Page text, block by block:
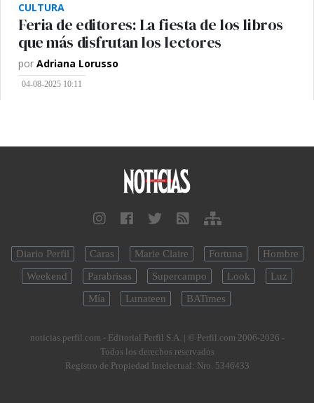
CULTURA
Feria de editores: La fiesta de los libros
que más disfrutan los lectores
por Adriana Lorusso
04-08-2025 10:11
Diario Perfil Caras Marie Claire Fortuna
Hombre
Weekend
Parabrisas Supercampo Look
Luz
Mía
Lunateen BATimes
noticias.perfil.com - Editorial Perfil S.A. | © Perfil.com 2006-2026 -
Todos los derechos reservados
Registro de Propiedad Intelectual: Nro. 5346433